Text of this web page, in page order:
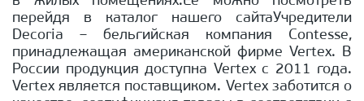
перейдя в каталог нашего сайтаУчредители
Decoria – бельгийская компания Contesse,
принадлежащая американской фирме Vertex. В
России продукция доступна Vertex с 2011 года.
Vertex является поставщиком. Vertex заботится о